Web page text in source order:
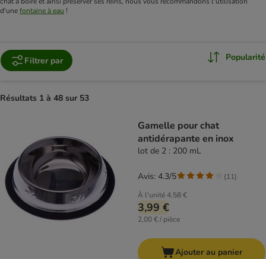
d'unefontaine à eau !
Filtrer par Popularité
Résultats 1 à 48 sur 53
Gamelle pour chat
antidérapante en inox
lot de 2 : 200 mL
À l'unité4,58 €
3,99 €
2,00 € / pièce
Avis: 4.3/5 (11)
Ajouter au panier